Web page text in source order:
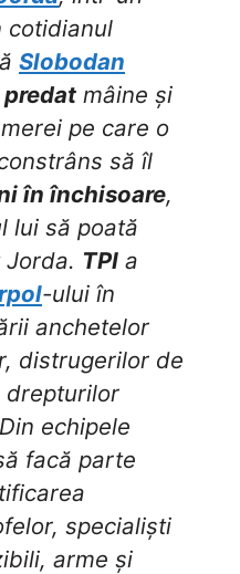
cotidianul
Slobodan
predat mâine și
pe care o
să îl
în închisoare,
lui să poată
Jorda. TPI a
-ului în
anchetelor
distrugerilor de
drepturilor
echipele
facă parte
specialiști
arme și